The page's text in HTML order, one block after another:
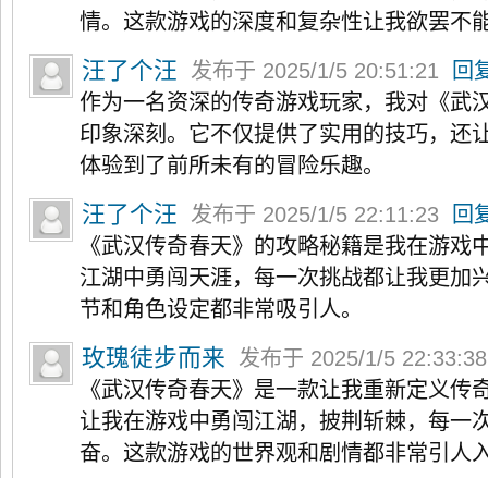
情。这款游戏的深度和复杂性让我欲罢不
汪了个汪 发布于 2025/1/5 20:51:21
回
作为一名资深的传奇游戏玩家，我对《武
印象深刻。它不仅提供了实用的技巧，还
体验到了前所未有的冒险乐趣。
汪了个汪 发布于 2025/1/5 22:11:23
回
《武汉传奇春天》的攻略秘籍是我在游戏
江湖中勇闯天涯，每一次挑战都让我更加
节和角色设定都非常吸引人。
玫瑰徒步而来
发布于 2025/1/5
《武汉传奇春天》是一款让我重新定义传
让我在游戏中勇闯江湖，披荆斩棘，每一
奋。这款游戏的世界观和剧情都非常引人